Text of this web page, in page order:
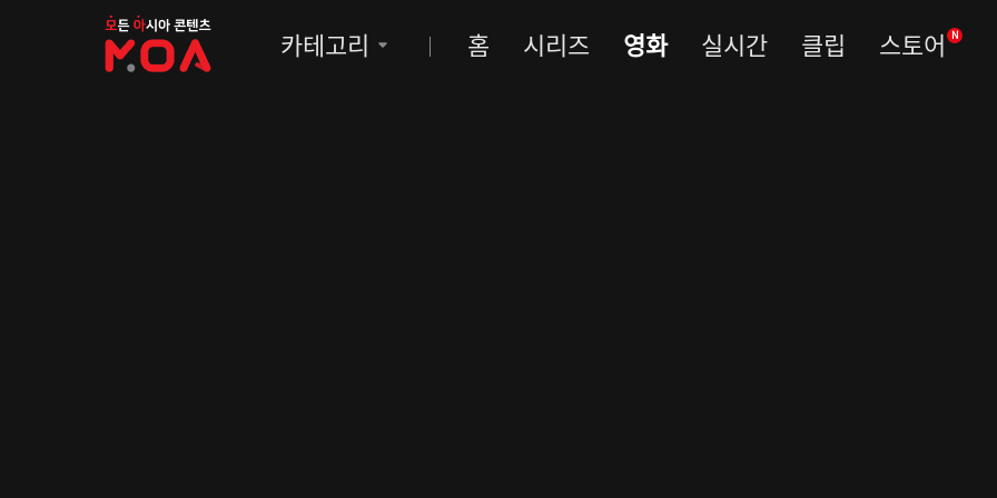
MOA
카테고리 홈 시리즈 영화 실시간 클립 스토어 N